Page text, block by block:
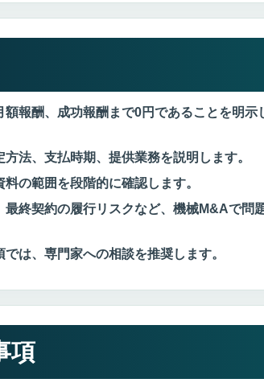
報酬、成功報酬まで0円であることを明示
法、支払時期、提供業務を説明します。
の範囲を段階的に確認します。
終契約の履行リスクなど、機械M&Aで問
は、専門家への相談を推奨します。
項